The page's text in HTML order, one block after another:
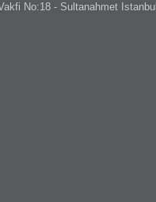
No:18 - Sultanahmet Istanbul